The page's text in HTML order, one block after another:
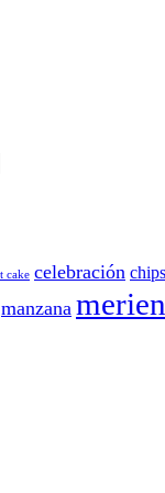
cake celebración
manzana